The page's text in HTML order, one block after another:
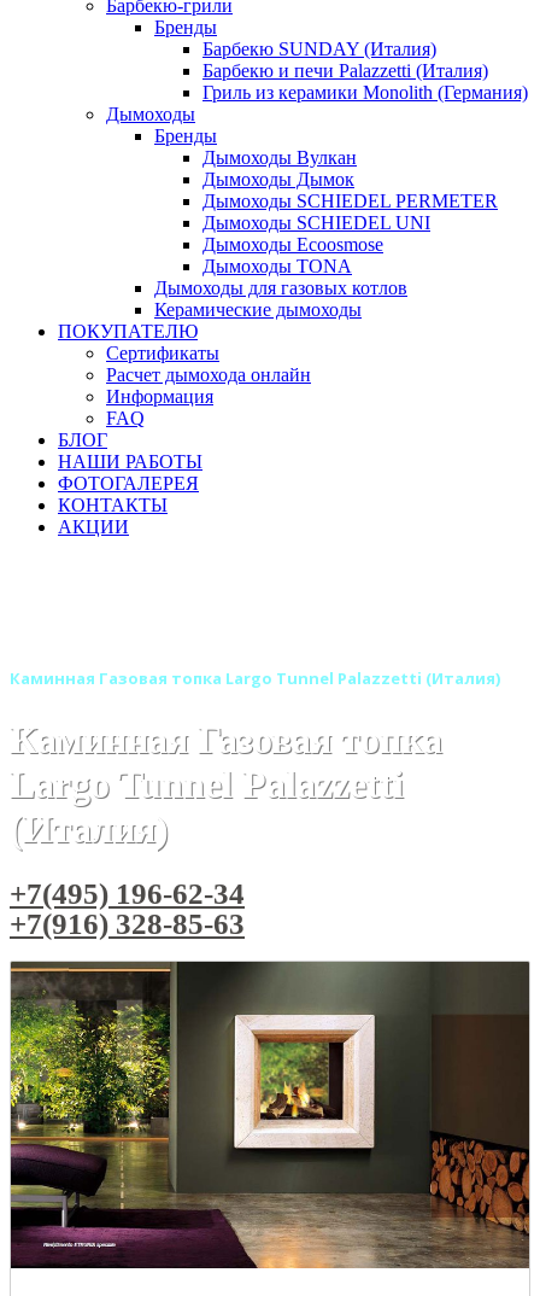
Барбекю-грили
Бренды
Барбекю SUNDAY (Италия)
Барбекю и печи Palazzetti (Италия)
Гриль из керамики Monolith (Германия)
Дымоходы
Бренды
Дымоходы Вулкан
Дымоходы Дымок
Дымоходы SCHIEDEL PERMETER
Дымоходы SCHIEDEL UNI
Дымоходы Ecoosmose
Дымоходы TONA
Дымоходы для газовых котлов
Керамические дымоходы
ПОКУПАТЕЛЮ
Сертификаты
Расчет дымохода онлайн
Информация
FAQ
БЛОГ
НАШИ РАБОТЫ
ФОТОГАЛЕРЕЯ
КОНТАКТЫ
АКЦИИ
Каминная Газовая топка Largo Tunnel Palazzetti (Италия)
Каминная Газовая топка
Largo Tunnel Palazzetti
(Италия)
+7(495) 196-62-34
+7(916) 328-85-63